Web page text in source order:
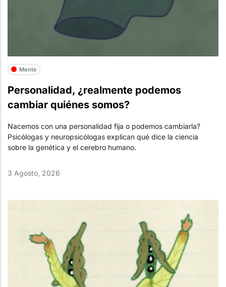
Mente
Personalidad, ¿realmente podemos
cambiar quiénes somos?
Nacemos con una personalidad fija o podemos cambiarla?
Psicólogas y neuropsicólogas explican qué dice la ciencia
sobre la genética y el cerebro humano.
3 Agosto, 2026